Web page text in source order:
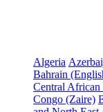
Algeria
Bahrain
Central African
Congo (Zaire)